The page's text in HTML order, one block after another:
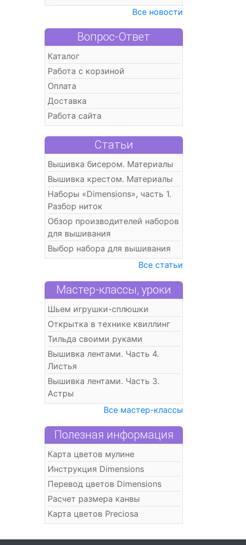
Все новости
Вопрос-Ответ
Каталог
Работа с корзиной
Оплата
Доставка
Работа сайта
Статьи
Вышивка бисером. Материалы
Вышивка крестом. Материалы
Наборы «Dimensions», часть 1.
Разбор ниток
Обзор производителей наборов
для вышивания
Выбор набора для вышивания
Все статьи
Мастер-классы, уроки
Шьем игрушки-сплюшки
Открытка в технике квиллинг
Тильда своими руками
Вышивка лентами. Часть 4.
Листья
Вышивка лентами. Часть 3.
Астры
Все мастер-классы
Полезная информация
Карта цветов мулине
Инструкция Dimensions
Перевод цветов Dimensions
Расчет размера канвы
Карта цветов Preciosa